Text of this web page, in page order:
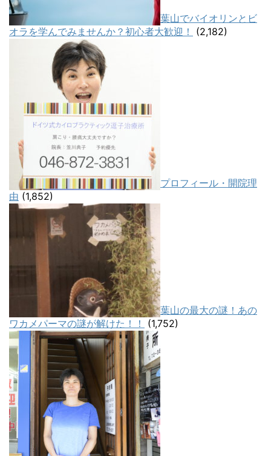
葉山でバイオリンとビ
オラを学んでみませんか？初心者大歓迎！
(2,182)
プロフィール・開院理
由 (1,852)
葉山の最大の謎！あの
ワカメパーマの謎が解けた！！
(1,752)